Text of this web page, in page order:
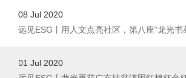
08 Jul 2020
远见ESG丨用人文点亮社区，第八座“龙光书
01 Jul 2020